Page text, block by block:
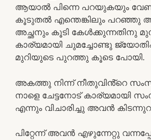
ആയാൽ പിന്നെ പറയുകയും
കൂടുതൽ എന്തെങ്കിലും പറഞ്ഞു
അച്ഛനും കൂടി കേൾക്കുന്നതിനു
കാര്യമായി ചുമച്ചോണ്ടു
മുറിയുടെ പുറത്തു കൂടെ പോയി.
അകത്തു നിന്ന് നീതുവിൻ്റെ
നാളെ ചേട്ടനോട് കാര്യമായി
എന്നും വിചാരിച്ചു അവൻ
പിറ്റേന്ന് അവൻ എഴുന്നേറ്റു